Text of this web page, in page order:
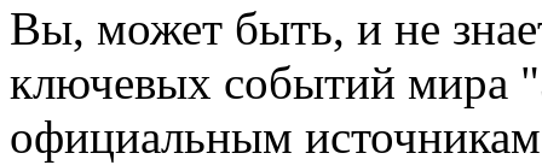
Вы, может быть, и не
ключевых событий мира
официальным